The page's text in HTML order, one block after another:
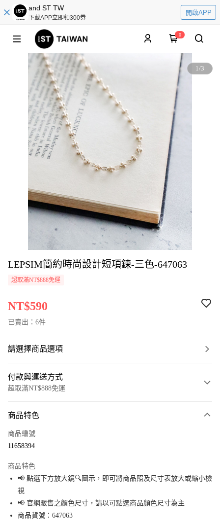
and ST TW
下載APP立即領300券
開啟APP
0
1/3
LEPSIM簡約時尚設計短項鍊-三色-647063
超取滿NT$888免運
NT$590
已賣出：6件
請選擇商品選項
付款與運送方式
超取滿NT$888免運
信用卡一次付款
Apple Pay
街口支付
悠遊付
商品特色
商品編號
11658394
商品特色
📢 點選下方放大鏡🔍圖示，即可將商品照及尺寸表放大或縮小檢
視
📢 官網販售之顏色尺寸，請以可點選商品顏色尺寸為主
商品貨號：647063